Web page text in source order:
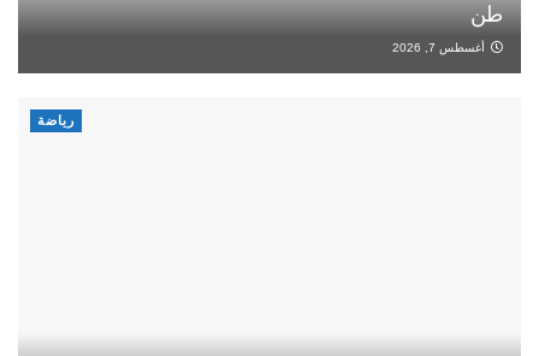
طن
أغسطس 7, 2026
رياضة